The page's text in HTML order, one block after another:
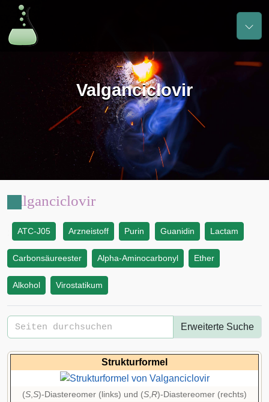
Valganciclovir
Valganciclovir
ATC-J05 Arzneistoff Purin Guanidin Lactam
Carbonsäureester Alpha-Aminocarbonyl Ether
Alkohol Virostatikum
Erweiterte Suche
Strukturformel
(S S)-Diastereomer (links) und (S R)-Diastereomer (rechts)